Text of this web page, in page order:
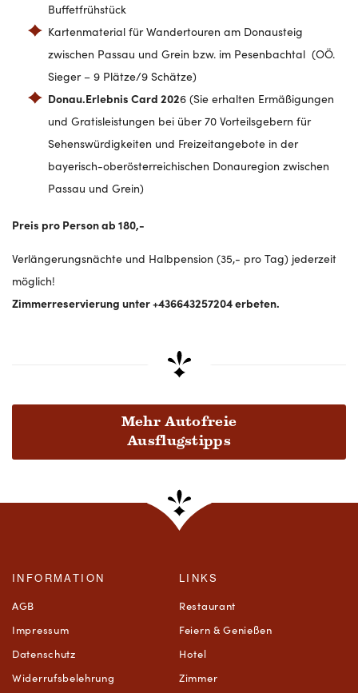
Buffetfrühstück
Kartenmaterial für Wandertouren am Donausteig
zwischen Passau und Grein bzw. im Pesenbachtal (OÖ.
Sieger – 9 Plätze/9 Schätze)
Donau.Erlebnis Card 2026 (Sie erhalten Ermäßigungen
und Gratisleistungen bei über 70 Vorteilsgebern für
Sehenswürdigkeiten und Freizeitangebote in der
bayerisch-oberösterreichischen Donauregion zwischen
Passau und Grein)
Preis pro Person ab 180,-
Verlängerungsnächte und Halbpension (35,- pro Tag) jederzeit
möglich!
Zimmerreservierung unter +436643257204 erbeten.
Mehr Autofreie
Ausflugstipps
INFORMATION
AGB
Impressum
Datenschutz
Widerrufsbelehrung
LINKS
Restaurant
Feiern & Genießen
Hotel
Zimmer